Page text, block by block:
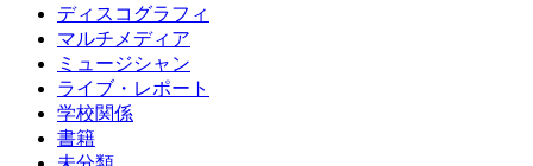
ディスコグラフィ
マルチメディア
ミュージシャン
ライブ・レポート
学校関係
書籍